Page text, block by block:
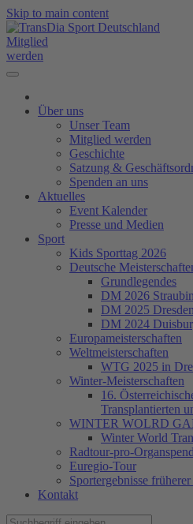
Skip to main content
Mitglied
werden
Über uns
Unser Team
Mitglied werden
Geschichte
Satzung &
Spenden an uns
Aktuelles
Event Kalender
Presse und Medien
Sport
Kids Sporttag 2026
Deutsche
Grundlegendes
DM 2026
DM 2025 Dresden
DM 2024
Europameisterschaften
Weltmeisterschaften
WTG 2025 in
Winter-Meisterschaften
16.
Transplantierten
WINTER WOLRD
Winter World
Radtour-pro-
Euregio-Tour
Sportergebnisse
Kontakt